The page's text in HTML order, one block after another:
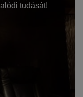
tudását!